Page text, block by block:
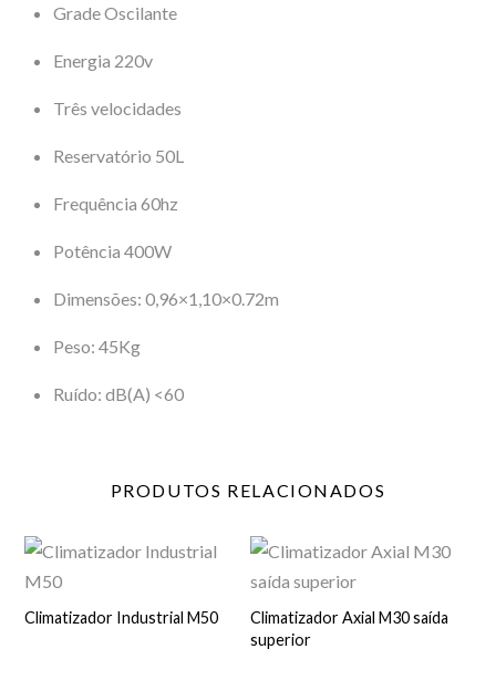
Grade Oscilante
Energia 220v
Três velocidades
Reservatório 50L
Frequência 60hz
Potência 400W
Dimensões: 0,96×1,10×0.72m
Peso: 45Kg
Ruído: dB(A) <60
PRODUTOS RELACIONADOS
Climatizador Industrial M50
Climatizador Axial M30 saída
superior